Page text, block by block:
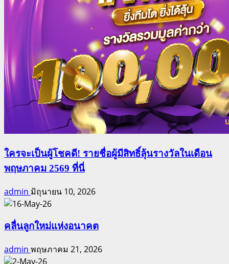
ใครจะเป็นผู้โชคดี! รายชื่อผู้มีสิทธิ์ลุ้นรางวัลในเดือน
พฤษภาคม 2569 ที่นี่
admin มิถุนายน 10, 2026
คลื่นลูกใหม่แห่งอนาคต
admin พฤษภาคม 21, 2026